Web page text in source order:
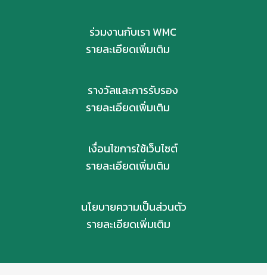
ร่วมงานกับเรา WMC
รายละเอียดเพิ่มเติม
รางวัลและการรับรอง
รายละเอียดเพิ่มเติม
เงื่อนไขการใช้เว็บไซต์
รายละเอียดเพิ่มเติม
นโยบายความเป็นส่วนตัว
รายละเอียดเพิ่มเติม